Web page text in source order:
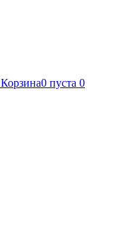
Корзина0 пуста 0